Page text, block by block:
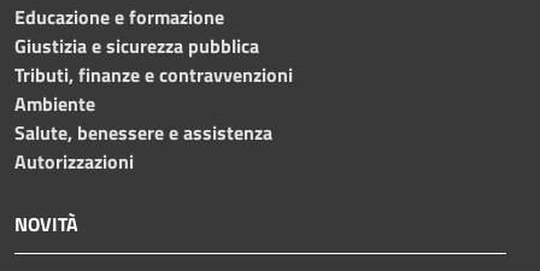
Educazione e formazione
Giustizia e sicurezza pubblica
Tributi, finanze e contravvenzioni
Ambiente
Salute, benessere e assistenza
Autorizzazioni
NOVITÀ